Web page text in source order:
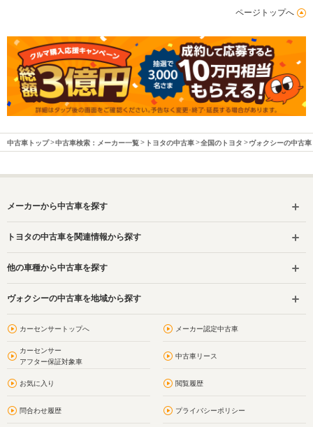
ページトップへ
中古車トップ 中古車検索：メーカー一覧 トヨタの中古車 全国のトヨタ ヴォクシーの中古車
メーカーから中古車を探す
トヨタの中古車を関連情報から探す
他の車種から中古車を探す
ヴォクシーの中古車を地域から探す
カーセンサートップへ メーカー認定中古車
カーセンサー
アフター保証対象車
中古車リース
お気に入り 閲覧履歴
問合わせ履歴 プライバシーポリシー